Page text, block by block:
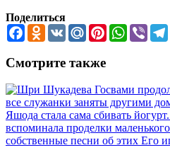
Поделиться
FacebookOdnoklassniki
VK Mail.RuPinterestWhatsApp
Viber
Смотрите также